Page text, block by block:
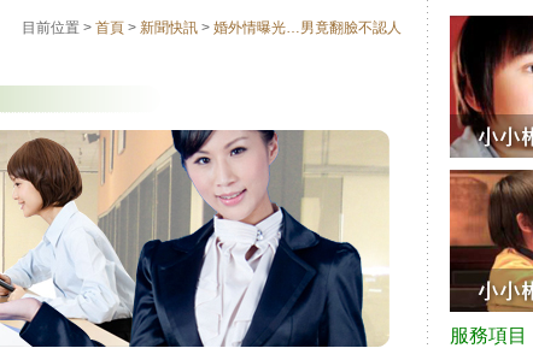
目前位置 > 首頁 > 新聞快訊 > 婚外情曝光…男竟翻臉不認人